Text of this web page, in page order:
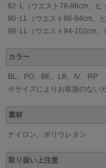
82･L（ウエスト78-86cm、ヒ
90･LL（ウエスト86-94cm、
98･LL（ウエスト94-102cm、
カラー
BL、PO、BE、LB、IV、RP
※サイズによりお取扱のない
素材
ナイロン、ポリウレタン
取り扱い上注意